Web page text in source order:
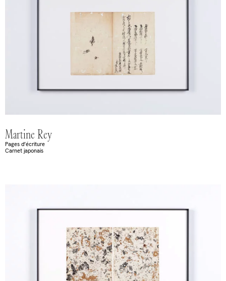
Martine Rey
Pages d’écriture
Carnet japonais